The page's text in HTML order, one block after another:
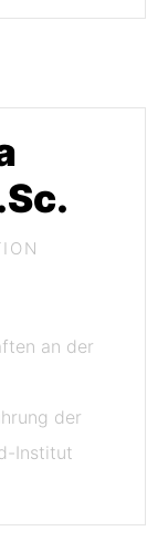
an der
der
Institut